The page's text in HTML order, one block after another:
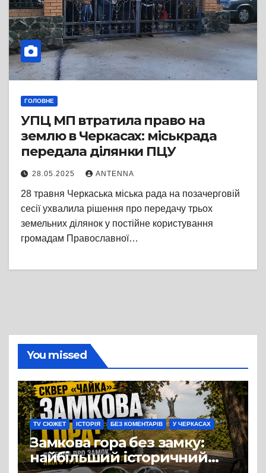
ГОЛОВНЕ
УПЦ МП втратила право на
землю в Черкасах: міськрада
передала ділянки ПЦУ
28.05.2025 ANTENNA
28 травня Черкаська міська рада на позачерговій
сесії ухвалила рішення про передачу трьох
земельних ділянок у постійне користування
громадам Православної…
You missed
TV СЮЖЕТ ІСТОРІЯ БЕЗ КОМЕНТАРІВ У ЧЕРКАСАХ
Замкова гора без замку:
найбільший історичний